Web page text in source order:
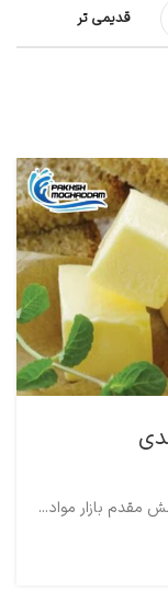
قدیمی تر
مقدم بازار مواد...